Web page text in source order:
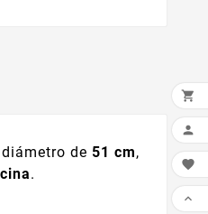
de 51 cm,
.



